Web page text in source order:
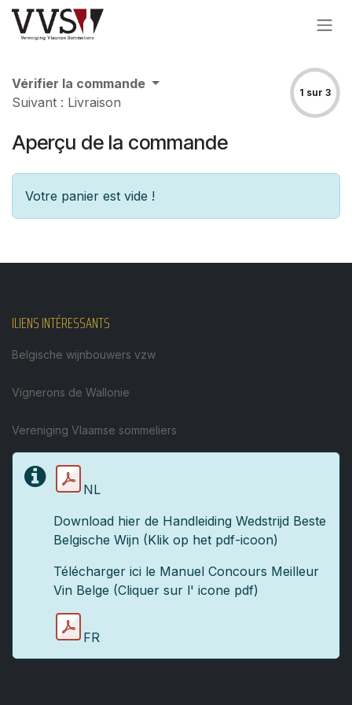
Se rendre au contenu
Vérifier la commande
Suivant : Livraison
1 sur 3
Aperçu de la commande
Votre panier est vide !
ILIENS INTÉRESSANTS
Belgische wijnbouwers vzw
Vignerons de Wallonie
Vereniging Vlaamse sommeliers
NL
Download hier de Handleiding Wedstrijd Beste
Belgische Wijn (Klik op het pdf-icoon)
Télécharger ici le Manuel Concours Meilleur
Vin Belge (Cliquer sur l' icone pdf)
FR